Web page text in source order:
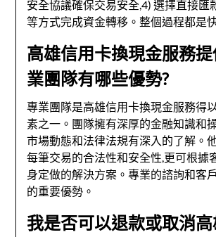
安全協議確保交易安全,4) 選擇直接匯
等方式完成資金轉移。整個過程都是
高雄信用卡換現金服務
業團隊有哪些優勢?
專業團隊是高雄信用卡換現金服務得
素之一。團隊擁有深厚的金融知識和
市場動態和法律法規有深入的了解。
每筆交易的合法性和安全性,更可根據
身定做的解決方案。專業的諮詢和客
的重要優勢。
我是否可以退款或取消